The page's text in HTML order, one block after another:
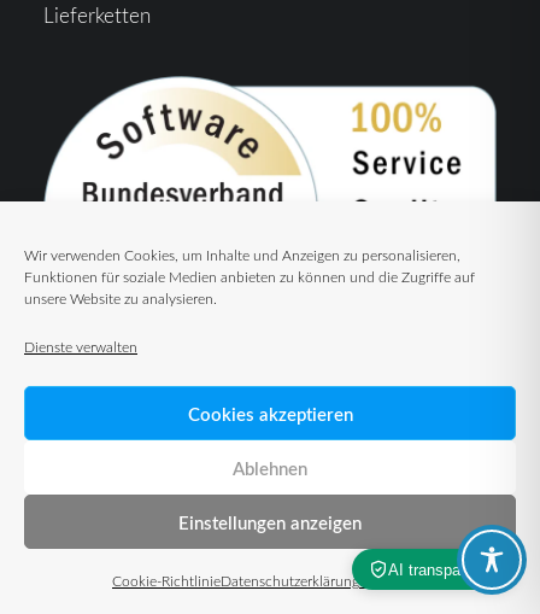
Wir verwenden Cookies, um Inhalte und Anzeigen zu personalisieren,
Funktionen für soziale Medien anbieten zu können und die Zugriffe auf
unsere Website zu analysieren.
Dienste verwalten
Cookies akzeptieren
Ablehnen
Einstellungen anzeigen
Cookie-RichtlinieDatenschutzerklärung Impressum
Lieferketten
© 2026 TUP GmbH & Co. KG – Warehouse Management Solutions